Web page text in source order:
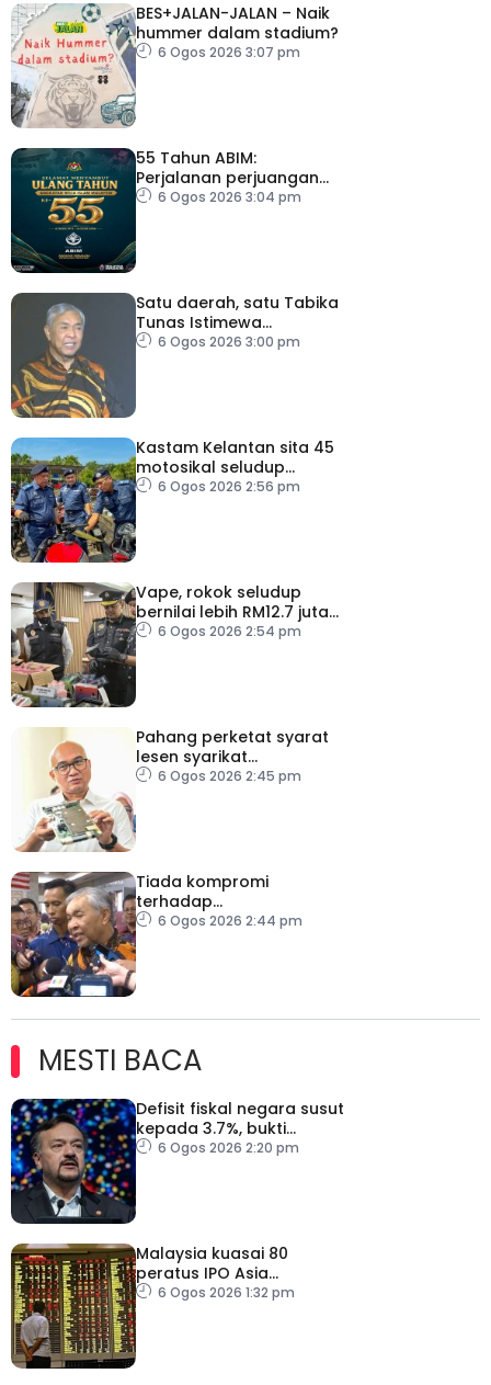
BES+JALAN-JALAN – Naik
hummer dalam stadium?
6 Ogos 2026 3:07 pm
55 Tahun ABIM:
Perjalanan perjuangan
berteraskan jati diri
6 Ogos 2026 3:04 pm
Satu daerah, satu Tabika
Tunas Istimewa
menjelang 2027 – TPM
6 Ogos 2026 3:00 pm
Kastam Kelantan sita 45
motosikal seludup
bernilai RM3.6 juta
6 Ogos 2026 2:56 pm
Vape, rokok seludup
bernilai lebih RM12.7 juta
dirampas di Selangor
6 Ogos 2026 2:54 pm
Pahang perketat syarat
lesen syarikat
telekomunikasi, bendung
6 Ogos 2026 2:45 pm
Tiada kompromi
terhadap
penyelewengan jika
6 Ogos 2026 2:44 pm
MESTI BACA
Defisit fiskal negara susut
kepada 3.7%, bukti
keyakinan pelabur masih
6 Ogos 2026 2:20 pm
Malaysia kuasai 80
peratus IPO Asia
Tenggara, kumpul AS$1.4
6 Ogos 2026 1:32 pm